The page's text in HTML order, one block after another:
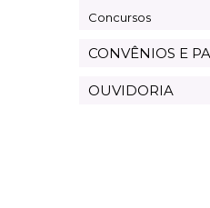
Concursos
CONVÊNIOS E
OUVIDORIA